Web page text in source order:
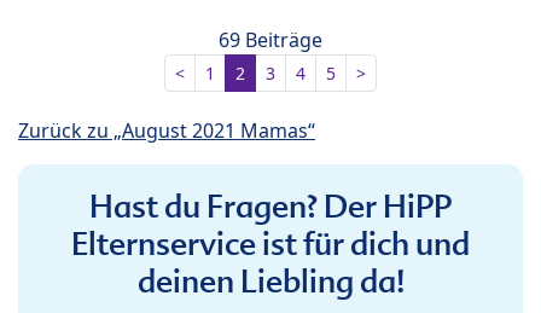
69 Beiträge
< 1 2 3 4 5 >
Zurück zu „August 2021 Mamas“
Hast du Fragen? Der HiPP
Elternservice ist für dich und
deinen Liebling da!